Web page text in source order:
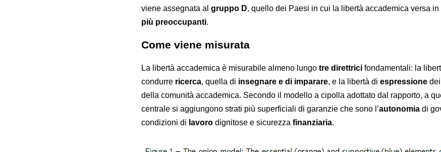
viene assegnata al gruppo D, quello dei Paesi in cui la libertà accademica versa in
più preoccupanti.
Come viene misurata
La libertà accademica è misurabile almeno lungo tre direttrici fondamentali: la
condurre ricerca, quella di insegnare e di imparare, e la libertà di espressione
della comunità accademica. Secondo il modello a cipolla adottato dal rapporto, a
centrale si aggiungono strati più superficiali di garanzie che sono l’autonomia di
condizioni di lavoro dignitose e sicurezza finanziaria.